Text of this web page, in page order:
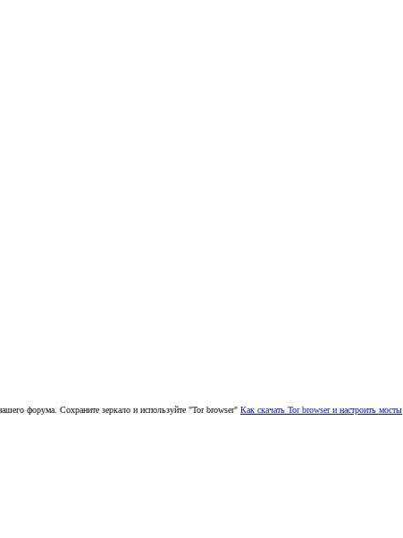
форума. Сохраните зеркало и используйте "Tor browser" Как скачать Tor browser и настроить мосты